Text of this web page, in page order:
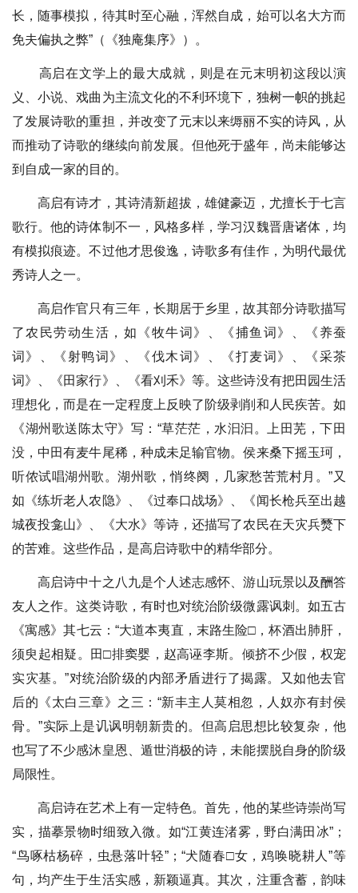
长，随事模拟，待其时至心融，浑然自成，始可以名大方而
免夫偏执之弊”（《独庵集序》）。
高启在文学上的最大成就，则是在元末明初这段以演
义、小说、戏曲为主流文化的不利环境下，独树一帜的挑起
了发展诗歌的重担，并改变了元末以来缛丽不实的诗风，从
而推动了诗歌的继续向前发展。但他死于盛年，尚未能够达
到自成一家的目的。
高启有诗才，其诗清新超拔，雄健豪迈，尤擅长于七言
歌行。他的诗体制不一，风格多样，学习汉魏晋唐诸体，均
有模拟痕迹。不过他才思俊逸，诗歌多有佳作，为明代最优
秀诗人之一。
高启作官只有三年，长期居于乡里，故其部分诗歌描写
了农民劳动生活，如《牧牛词》、《捕鱼词》、《养蚕
词》、《射鸭词》、《伐木词》、《打麦词》、《采茶
词》、《田家行》、《看刈禾》等。这些诗没有把田园生活
理想化，而是在一定程度上反映了阶级剥削和人民疾苦。如
《湖州歌送陈太守》写：“草茫茫，水汩汩。上田芜，下田
没，中田有麦牛尾稀，种成未足输官物。侯来桑下摇玉珂，
听侬试唱湖州歌。湖州歌，悄终阕，几家愁苦荒村月。”又
如《练圻老人农隐》、《过奉口战场》、《闻长枪兵至出越
城夜投龛山》、《大水》等诗，还描写了农民在天灾兵燹下
的苦难。这些作品，是高启诗歌中的精华部分。
高启诗中十之八九是个人述志感怀、游山玩景以及酬答
友人之作。这类诗歌，有时也对统治阶级微露讽刺。如五古
《寓感》其七云：“大道本夷直，末路生险□，杯酒出肺肝，
须臾起相疑。田□排窦婴，赵高诬李斯。倾挤不少假，权宠
实灾基。”对统治阶级的内部矛盾进行了揭露。又如他去官
后的《太白三章》之三：“新丰主人莫相忽，人奴亦有封侯
骨。”实际上是讥讽明朝新贵的。但高启思想比较复杂，他
也写了不少感沐皇恩、遁世消极的诗，未能摆脱自身的阶级
局限性。
高启诗在艺术上有一定特色。首先，他的某些诗崇尚写
实，描摹景物时细致入微。如“江黄连渚雾，野白满田冰”；
“鸟啄枯杨碎，虫悬落叶轻”；“犬随春□女，鸡唤晓耕人”等
句，均产生于生活实感，新颖逼真。其次，注重含蓄，韵味